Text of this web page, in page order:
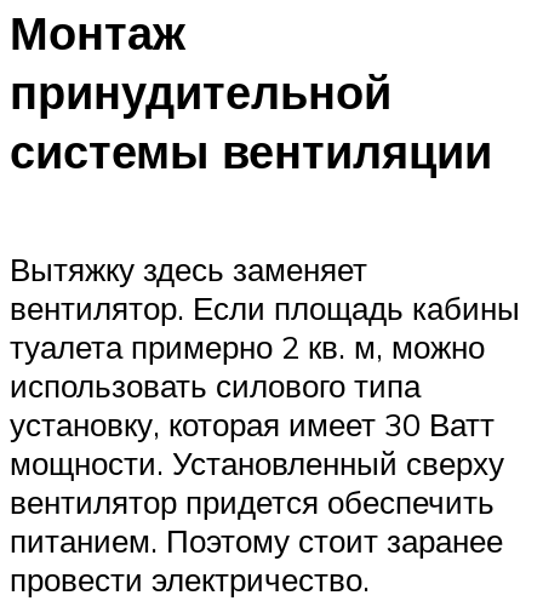
Монтаж
принудительной
системы вентиляции
Вытяжку здесь заменяет
вентилятор. Если площадь кабины
туалета примерно 2 кв. м, можно
использовать силового типа
установку, которая имеет 30 Ватт
мощности. Установленный сверху
вентилятор придется обеспечить
питанием. Поэтому стоит заранее
провести электричество.